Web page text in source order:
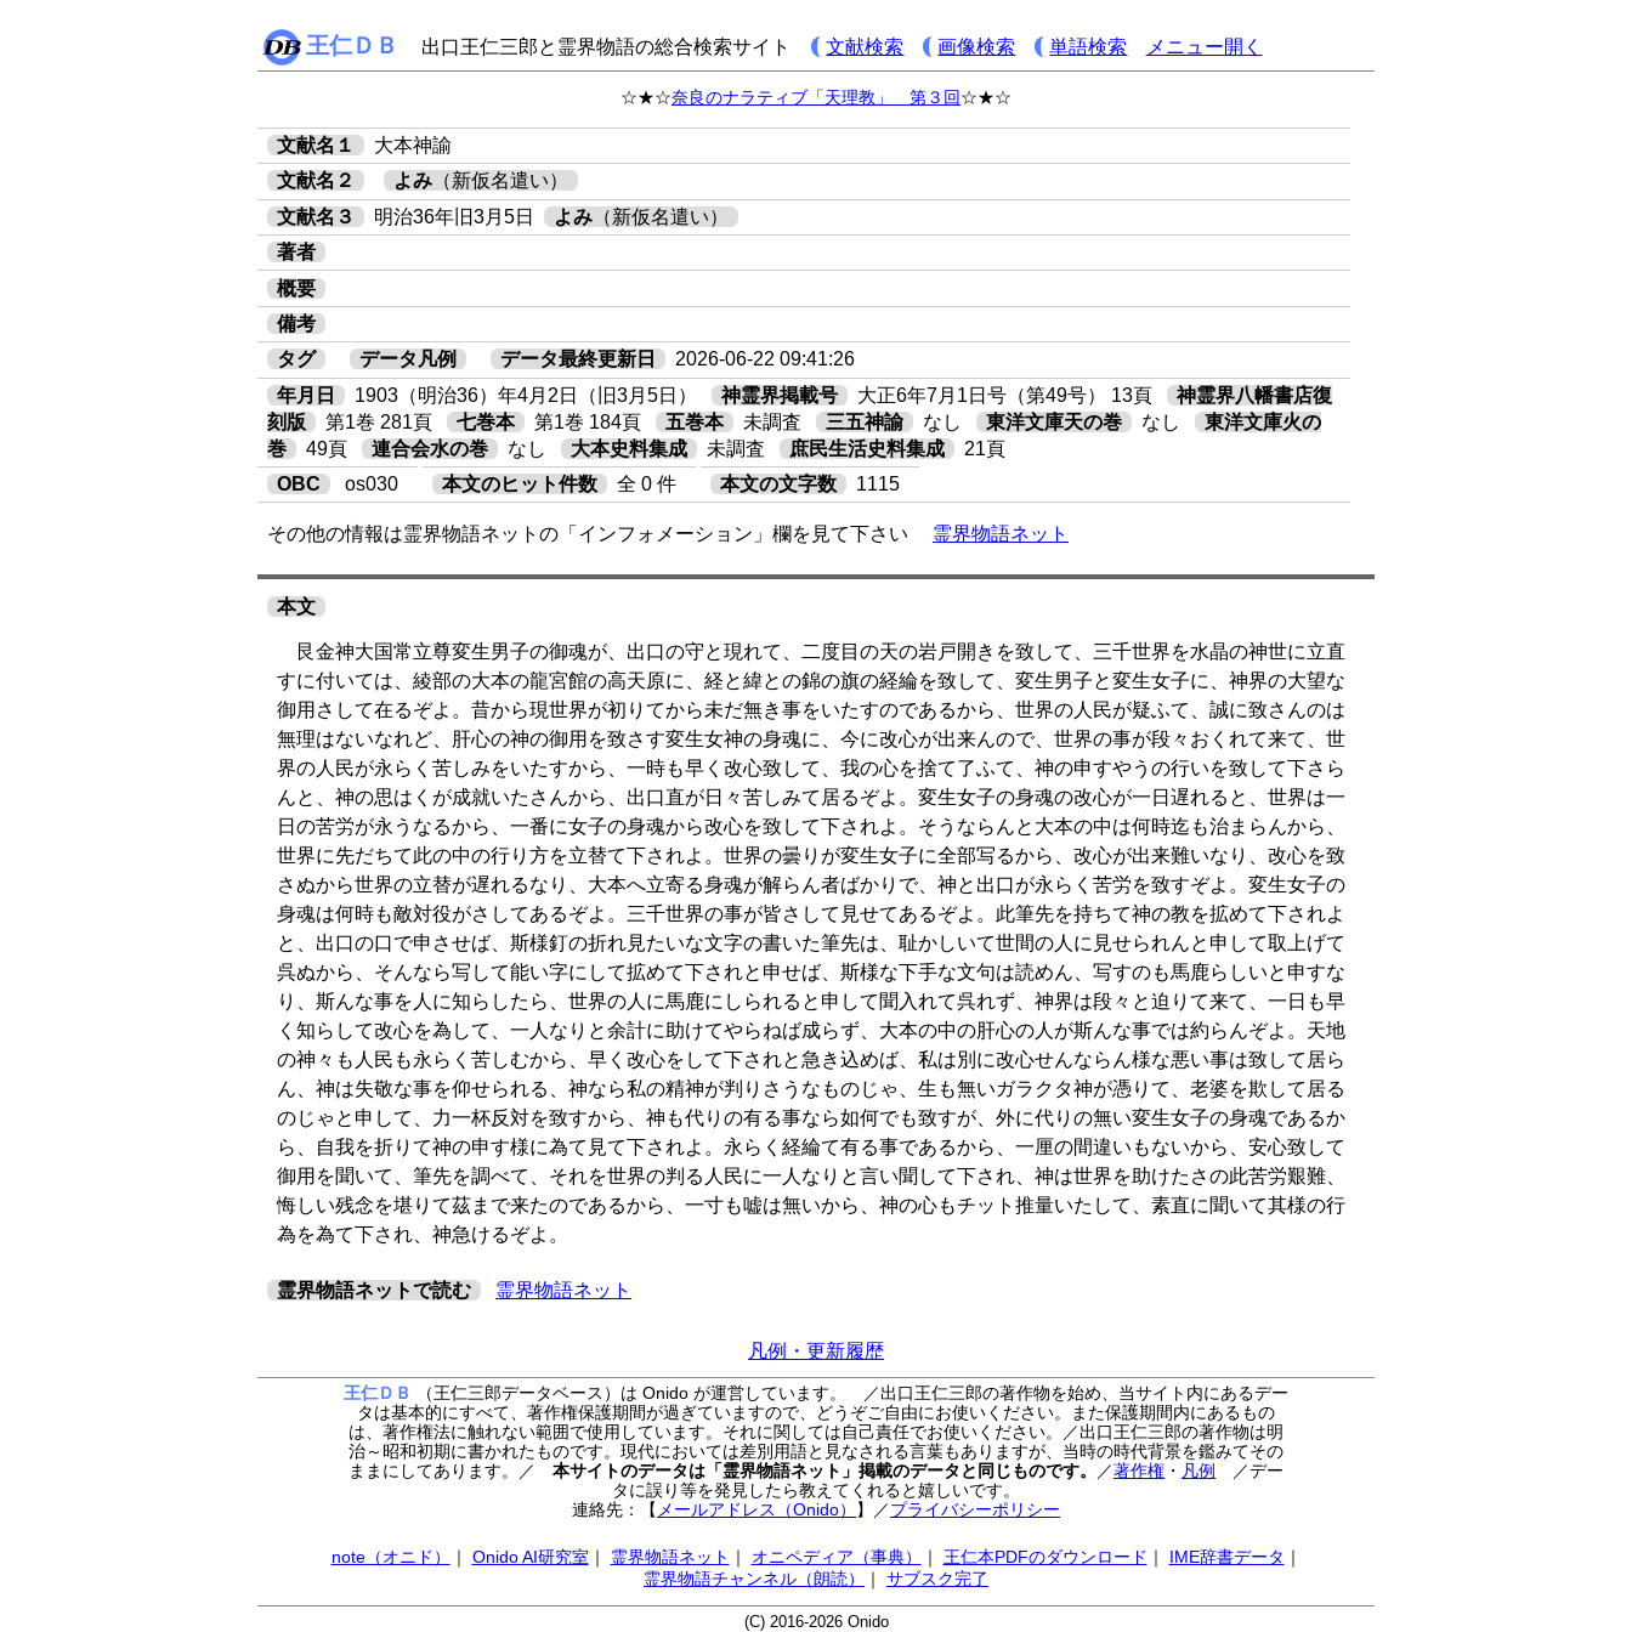
王仁ＤＢ 出口王仁三郎と霊界物語の総合検索サイト 文献検索 画像検索 単語検索 メニュー開く
☆★☆奈良のナラティブ「天理教」 第３回☆★☆
文献名１
大本神諭
文献名２
よみ （新仮名遣い）
文献名３
明治36年旧3月5日 よみ （新仮名遣い）
著者
概要
備考
タグ
データ凡例 データ最終更新日
2026-06-22 09:41:26
年月日
1903（明治36）年4月2日（旧3月5日） 神霊界掲載号 大正6年7月1日号（第49号） 13頁
神霊界八幡書店復
刻版
第1巻 281頁 七巻本 第1巻 184頁 五巻本 未調査 三五神諭 なし 東洋文庫天の巻 なし
東洋文庫火の
巻
49頁 連合会水の巻 なし 大本史料集成 未調査 庶民生活史料集成
21頁
OBC
os030 本文のヒット件数 全 0 件 本文の文字数 1115
その他の情報は霊界物語ネットの「インフォメーション」欄を見て下さい 霊界物語ネット
本文
艮金神大国常立尊変生男子の御魂が、出口の守と現れて、二度目の天の岩戸開きを致して、三千世界を水晶の神世に立直
すに付いては、綾部の大本の龍宮館の高天原に、経と緯との錦の旗の経綸を致して、変生男子と変生女子に、神界の大望な
御用さして在るぞよ。昔から現世界が初りてから未だ無き事をいたすのであるから、世界の人民が疑ふて、誠に致さんのは
無理はないなれど、肝心の神の御用を致さす変生女神の身魂に、今に改心が出来んので、世界の事が段々おくれて来て、世
界の人民が永らく苦しみをいたすから、一時も早く改心致して、我の心を捨て了ふて、神の申すやうの行いを致して下さら
んと、神の思はくが成就いたさんから、出口直が日々苦しみて居るぞよ。変生女子の身魂の改心が一日遅れると、世界は一
日の苦労が永うなるから、一番に女子の身魂から改心を致して下されよ。そうならんと大本の中は何時迄も治まらんから、
世界に先だちて此の中の行り方を立替て下されよ。世界の曇りが変生女子に全部写るから、改心が出来難いなり、改心を致
さぬから世界の立替が遅れるなり、大本へ立寄る身魂が解らん者ばかりで、神と出口が永らく苦労を致すぞよ。変生女子の
身魂は何時も敵対役がさしてあるぞよ。三千世界の事が皆さして見せてあるぞよ。此筆先を持ちて神の教を拡めて下されよ
と、出口の口で申させば、斯様釘の折れ見たいな文字の書いた筆先は、耻かしいて世間の人に見せられんと申して取上げて
呉ぬから、そんなら写して能い字にして拡めて下されと申せば、斯様な下手な文句は読めん、写すのも馬鹿らしいと申すな
り、斯んな事を人に知らしたら、世界の人に馬鹿にしられると申して聞入れて呉れず、神界は段々と迫りて来て、一日も早
く知らして改心を為して、一人なりと余計に助けてやらねば成らず、大本の中の肝心の人が斯んな事では約らんぞよ。天地
の神々も人民も永らく苦しむから、早く改心をして下されと急き込めば、私は別に改心せんならん様な悪い事は致して居ら
ん、神は失敬な事を仰せられる、神なら私の精神が判りさうなものじゃ、生も無いガラクタ神が憑りて、老婆を欺して居る
のじゃと申して、力一杯反対を致すから、神も代りの有る事なら如何でも致すが、外に代りの無い変生女子の身魂であるか
ら、自我を折りて神の申す様に為て見て下されよ。永らく経綸て有る事であるから、一厘の間違いもないから、安心致して
御用を聞いて、筆先を調べて、それを世界の判る人民に一人なりと言い聞して下され、神は世界を助けたさの此苦労艱難、
悔しい残念を堪りて茲まで来たのであるから、一寸も嘘は無いから、神の心もチット推量いたして、素直に聞いて其様の行
為を為て下され、神急けるぞよ。
霊界物語ネットで読む 霊界物語ネット
凡例・更新履歴
王仁ＤＢ （王仁三郎データベース）は Onido が運営しています。
／出口王仁三郎の著作物を始め、当サイト内にあるデー
タは基本的にすべて、著作権保護期間が過ぎていますので、どうぞご自由にお使いください。また保護期間内にあるもの
は、著作権法に触れない範囲で使用しています。それに関しては自己責任でお使いください。／出口王仁三郎の著作物は明
治～昭和初期に書かれたものです。現代においては差別用語と見なされる言葉もありますが、当時の時代背景を鑑みてその
ままにしてあります。／ 本サイトのデータは「霊界物語ネット」掲載のデータと同じものです。 ／著作権 ・ 凡例
／デー
タに誤り等を発見したら教えてくれると嬉しいです。
連絡先：【 メールアドレス（Onido） 】 ／プライバシーポリシー
note（オニド） ｜ Onido AI研究室 ｜ 霊界物語ネット ｜ オニペディア（事典） ｜ 王仁本PDFのダウンロード ｜ IME辞書データ ｜
霊界物語チャンネル（朗読）
｜ サブスク完了
(C) 2016-2026 Onido